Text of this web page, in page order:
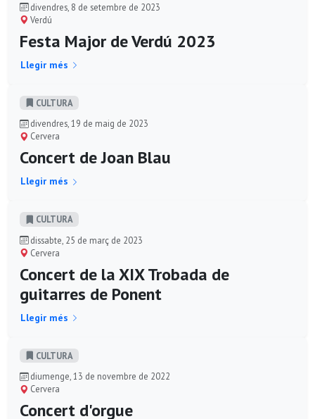
divendres, 8 de setembre de 2023
Verdú
Festa Major de Verdú 2023
Llegir més
CULTURA
divendres, 19 de maig de 2023
Cervera
Concert de Joan Blau
Llegir més
CULTURA
dissabte, 25 de març de 2023
Cervera
Concert de la XIX Trobada de
guitarres de Ponent
Llegir més
CULTURA
diumenge, 13 de novembre de 2022
Cervera
Concert d'orgue